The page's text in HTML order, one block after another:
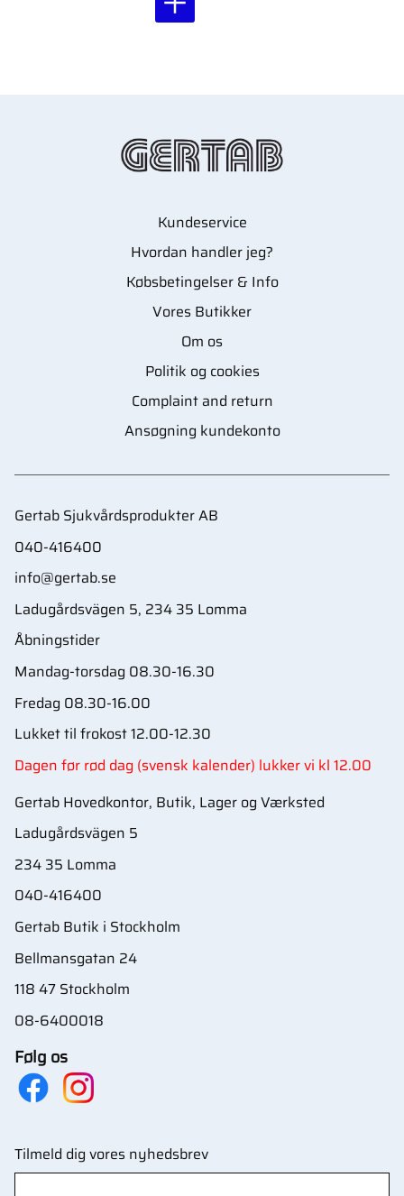
Kundeservice
Hvordan handler jeg?
Købsbetingelser & Info
Vores Butikker
Om os
Politik og cookies
Complaint and return
Ansøgning kundekonto
Gertab Sjukvårdsprodukter AB
040-416400
info@gertab.se
Ladugårdsvägen 5, 234 35 Lomma
Åbningstider
Mandag-torsdag 08.30-16.30
Fredag 08.30-16.00
Lukket til frokost 12.00-12.30
Dagen før rød dag (svensk kalender) lukker vi kl 12.00
Gertab Hovedkontor, Butik, Lager og Værksted
Ladugårdsvägen 5
234 35 Lomma
040-416400
Gertab Butik i Stockholm
Bellmansgatan 24
118 47 Stockholm
08-6400018
Følg os
Tilmeld dig vores nyhedsbrev